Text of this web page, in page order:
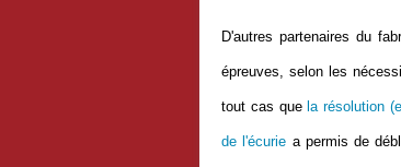
D'autres partenaires du
épreuves, selon les
tout cas que la résolution
de l'écurie a permis de